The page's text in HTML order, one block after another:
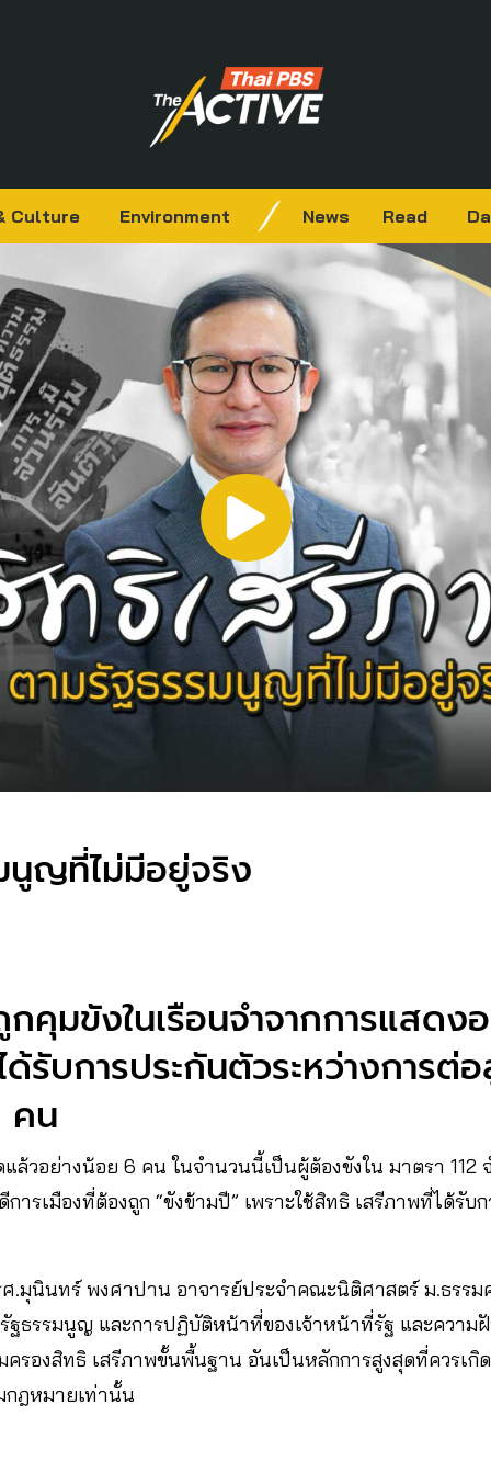
Culture Environment News Read
นูญที่ไม่มีอยู่จริง
คุมขังในเรือนจำจากการแสดง
ด้รับการประกันตัวระหว่างการต่
คน
ล้วอย่างน้อย 6 คน ในจำนวนนี้เป็นผู้ต้องขังใน มาตรา 112
รเมืองที่ต้องถูก “ขังข้ามปี” เพราะใช้สิทธิ เสรีภาพที่ได้รับก
.มุนินทร์ พงศาปาน อาจารย์ประจำคณะนิติศาสตร์ ม.ธรร
ฐธรรมนูญ และการปฏิบัติหน้าที่ของเจ้าหน้าที่รัฐ และความ
รองสิทธิ เสรีภาพขั้นพื้นฐาน อันเป็นหลักการสูงสุดที่ควรเกิ
กฎหมายเท่านั้น